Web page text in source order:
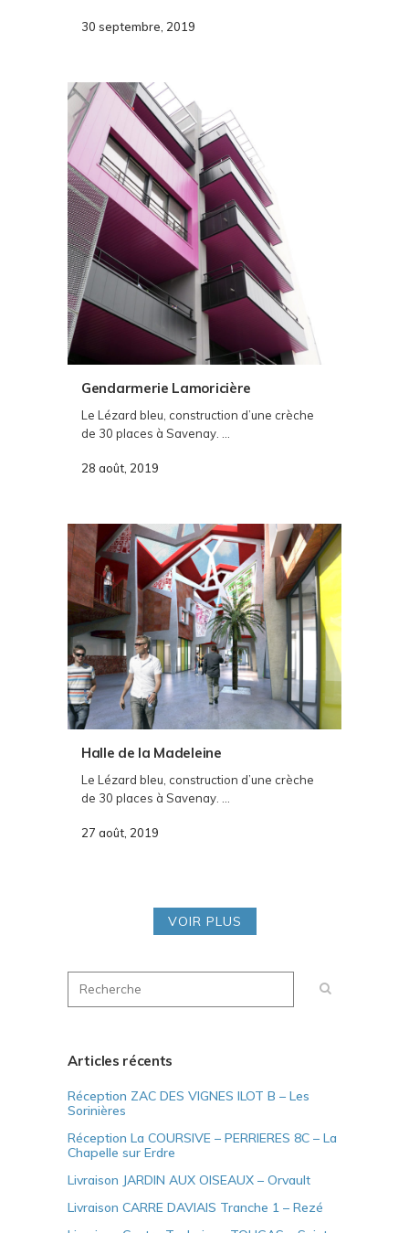
30 septembre, 2019
Gendarmerie Lamoricière
Le Lézard bleu, construction d’une crèche
de 30 places à Savenay. ...
28 août, 2019
Halle de la Madeleine
Le Lézard bleu, construction d’une crèche
de 30 places à Savenay. ...
27 août, 2019
VOIR PLUS
Articles récents
Réception ZAC DES VIGNES ILOT B – Les
Sorinières
Réception La COURSIVE – PERRIERES 8C – La
Chapelle sur Erdre
Livraison JARDIN AUX OISEAUX – Orvault
Livraison CARRE DAVIAIS Tranche 1 – Rezé